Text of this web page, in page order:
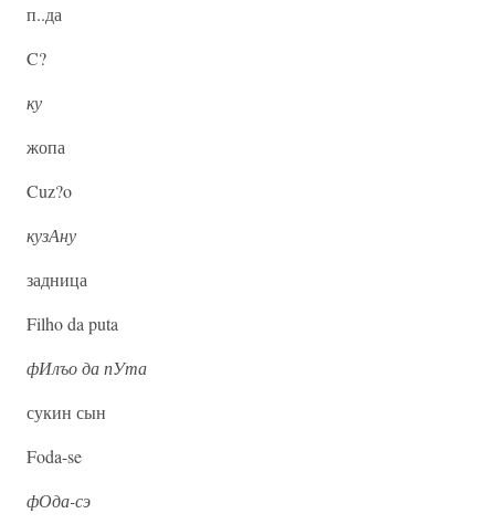
п..да
C?
ку
жопа
Cuz?o
кузАну
задница
Filho da puta
фИлъо да пУта
сукин сын
Foda-se
фОда-сэ